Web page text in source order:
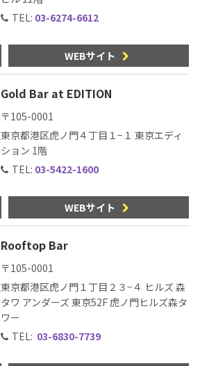
TEL: 03-6274-6612
WEBサイト
Gold Bar at EDITION
〒105-0001
東京都港区虎ノ門４丁目１−１ 東京エディ
ション 1階
TEL: 03-5422-1600
WEBサイト
Rooftop Bar
〒105-0001
東京都港区虎ノ門１丁目２３−４ ヒルズ 森
タワ アンダーズ 東京52F 虎ノ門ヒルズ森タ
ワー
TEL: 03-6830-7739